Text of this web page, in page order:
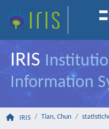
IRIS
Information
IRIS Tian, Chun